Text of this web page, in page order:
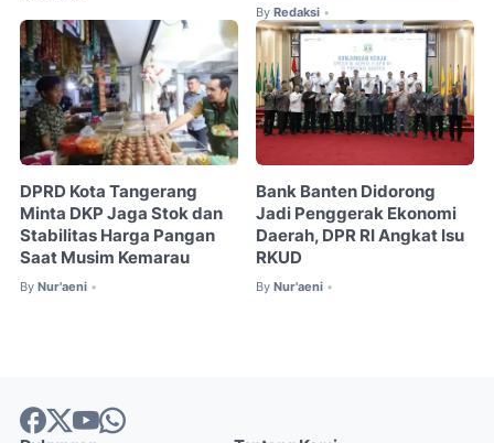
By Redaksi •
DPRD Kota Tangerang
Minta DKP Jaga Stok dan
Stabilitas Harga Pangan
Saat Musim Kemarau
By Nur'aeni •
Bank Banten Didorong
Jadi Penggerak Ekonomi
Daerah, DPR RI Angkat Isu
RKUD
By Nur'aeni •